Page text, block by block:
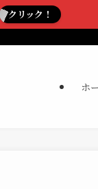
クリック！
ホ